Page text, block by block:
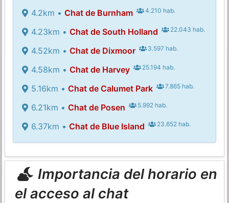
4.2km • Chat de Burnham 4.210 hab.
4.23km • Chat de South Holland 22.043 hab.
4.52km • Chat de Dixmoor 3.597 hab.
4.58km • Chat de Harvey 25.194 hab.
5.16km • Chat de Calumet Park 7.865 hab.
6.21km • Chat de Posen 5.992 hab.
6.37km • Chat de Blue Island 23.652 hab.
Importancia del horario en
el acceso al chat